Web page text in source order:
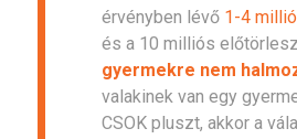
érvényben lévő 1-4
és a 10 milliós
gyermekre nem
valakinek van egy
CSOK pluszt, akkor a